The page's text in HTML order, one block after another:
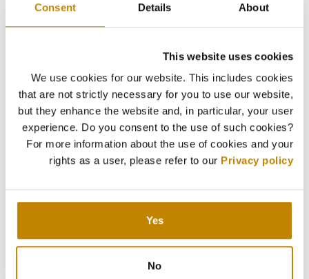
Consent Details About
This website uses cookies
We use cookies for our website. This includes cookies
that are not strictly necessary for you to use our website,
but they enhance the website and, in particular, your user
experience. Do you consent to the use of such cookies?
For more information about the use of cookies and your
rights as a user, please refer to our Privacy policy
Yes
No